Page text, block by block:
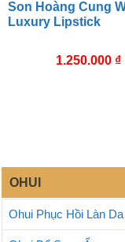
Son Hoàng Cung
Luxury Lipstick
1.250.000 ₫
OHUI
Ohui Phục Hồi Làn Da